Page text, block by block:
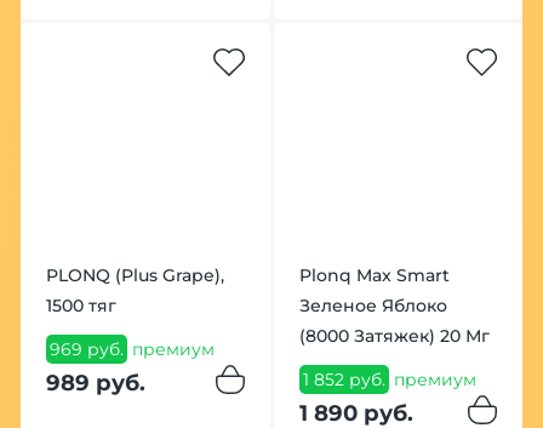
PLONQ (Plus Grape),
1500 тяг
969 руб. премиум
989 руб.
Plonq Max Smart
Зеленое Яблоко
(8000 Затяжек) 20 Мг
1 852 руб. премиум
1 890 руб.